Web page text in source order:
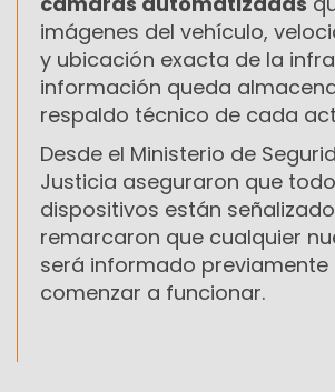
imágenes del vehículo,
y ubicación exacta de la
información queda
respaldo técnico de cada
Desde el Ministerio de
Justicia aseguraron que
dispositivos están
remarcaron que cualquier
será informado previamente
comenzar a funcionar.